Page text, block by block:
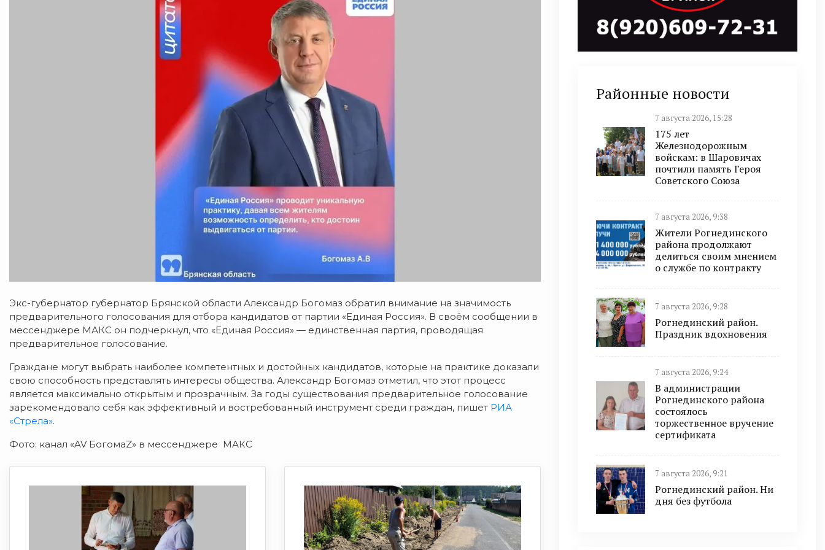
Экс-губернатор губернатор Брянской области Александр Богомаз обратил внимание на значимость
предварительного голосования для отбора кандидатов от партии «Единая Россия». В своём сообщении в
мессенджере МАКС он подчеркнул, что «Единая Россия» — единственная партия, проводящая
предварительное голосование.
Граждане могут выбрать наиболее компетентных и достойных кандидатов, которые на практике доказали
свою способность представлять интересы общества. Александр Богомаз отметил, что этот процесс
является максимально открытым и прозрачным. За годы существования предварительное голосование
зарекомендовало себя как эффективный и востребованный инструмент среди граждан, пишет РИА
«Стрела».
Фото: канал «AV БогомаZ» в мессенджере МАКС
Районные новости
7 августа 2026, 15:28
175 лет
Железнодорожным
войскам: в Шаровичах
почтили память Героя
Советского Союза
7 августа 2026, 9:38
Жители Рогнединского
района продолжают
делиться своим мнением
о службе по контракту
7 августа 2026, 9:28
Рогнединский район.
Праздник вдохновения
7 августа 2026, 9:24
В администрации
Рогнединского района
состоялось
торжественное вручение
сертификата
7 августа 2026, 9:21
Рогнединский район. Ни
дня без футбола